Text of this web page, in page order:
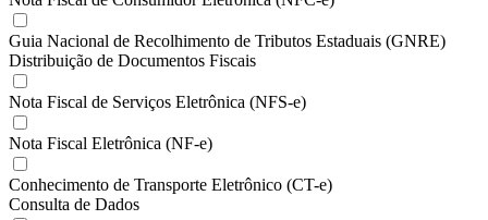
Guia Nacional de Recolhimento de Tributos Estaduais (GNRE)
Distribuição de Documentos Fiscais
Nota Fiscal de Serviços Eletrônica (NFS-e)
Nota Fiscal Eletrônica (NF-e)
Conhecimento de Transporte Eletrônico (CT-e)
Consulta de Dados